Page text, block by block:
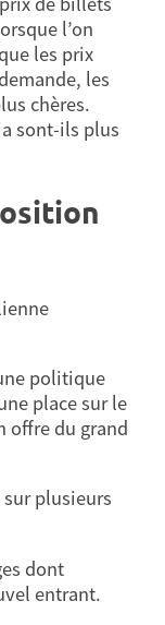
l’on
les prix
les
chères.
sont-ils plus
politique
place sur le
offre du grand
plusieurs
dont
entrant.